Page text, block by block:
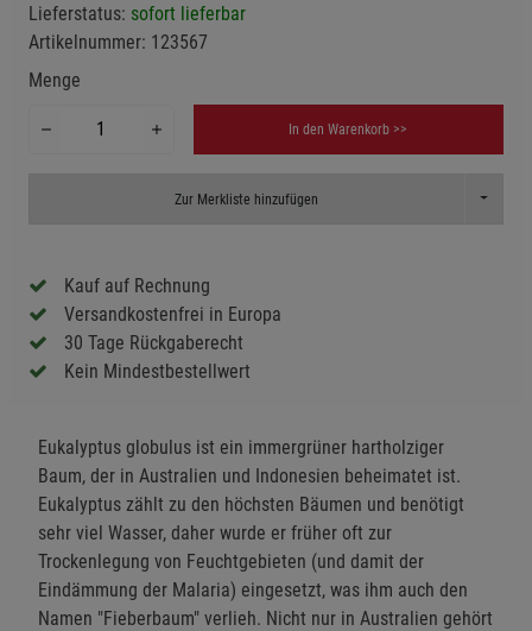
Lieferstatus: sofort lieferbar
Artikelnummer: 123567
Menge
In den Warenkorb >>
Zur Merkliste hinzufügen Toggle
Kauf auf Rechnung
Versandkostenfrei in Europa
30 Tage Rückgaberecht
Kein Mindestbestellwert
Eukalyptus globulus ist ein immergrüner hartholziger
Baum, der in Australien und Indonesien beheimatet ist.
Eukalyptus zählt zu den höchsten Bäumen und benötigt
sehr viel Wasser, daher wurde er früher oft zur
Trockenlegung von Feuchtgebieten (und damit der
Eindämmung der Malaria) eingesetzt, was ihm auch den
Namen "Fieberbaum" verlieh. Nicht nur in Australien gehört